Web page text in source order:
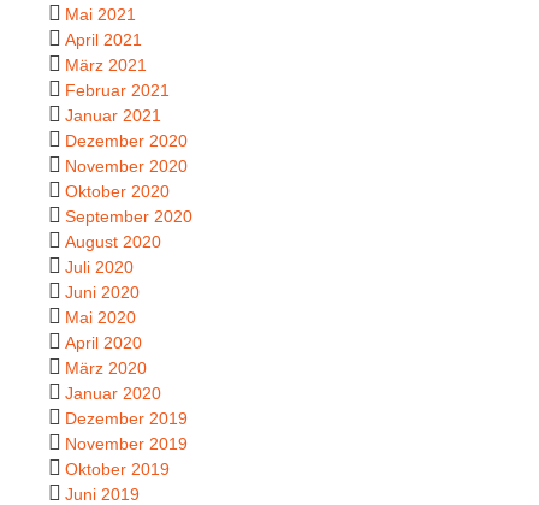
Mai 2021
April 2021
März 2021
Februar 2021
Januar 2021
Dezember 2020
November 2020
Oktober 2020
September 2020
August 2020
Juli 2020
Juni 2020
Mai 2020
April 2020
März 2020
Januar 2020
Dezember 2019
November 2019
Oktober 2019
Juni 2019